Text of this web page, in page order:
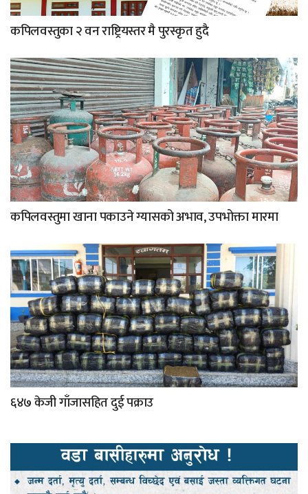
कपिलवस्तुका २ वन राष्ट्रियस्तर मै पुरस्कृत हुदै
कपिलवस्तुमा खाना पकाउने ग्यासको अभाव, उपभोक्ता मारमा
६४७ केजी गाँजासहित दुई पक्राउ